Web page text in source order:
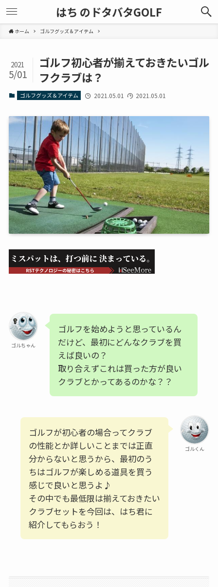
はち のドタバタGOLF
ホーム ゴルフグッズ＆アイテム
ゴルフ初心者が揃えておきたいゴル
フクラブは？
2021
5/01
ゴルフグッズ＆アイテム 2021.05.01 2021.05.01
ゴルちゃん
ゴルフを始めようと思っているん
だけど、最初にどんなクラブを買
えば良いの？
取り合えずこれは買った方が良い
クラブとかってあるのかな？？
ゴルくん
ゴルフが初心者の場合ってクラブ
の性能とか詳しいことまでは正直
分からないと思うから、最初のう
ちはゴルフが楽しめる道具を買う
感じで良いと思うよ♪
その中でも最低限は揃えておきたい
クラブセットを今回は、はち君に
紹介してもらおう！